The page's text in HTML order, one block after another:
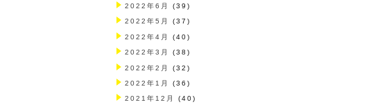
2022年6月 (39)
2022年5月 (37)
2022年4月 (40)
2022年3月 (38)
2022年2月 (32)
2022年1月 (36)
2021年12月 (40)